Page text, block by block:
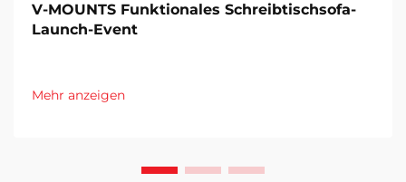
V-MOUNTS Funktionales Schreibtischsofa-
Launch-Event
Mehr anzeigen